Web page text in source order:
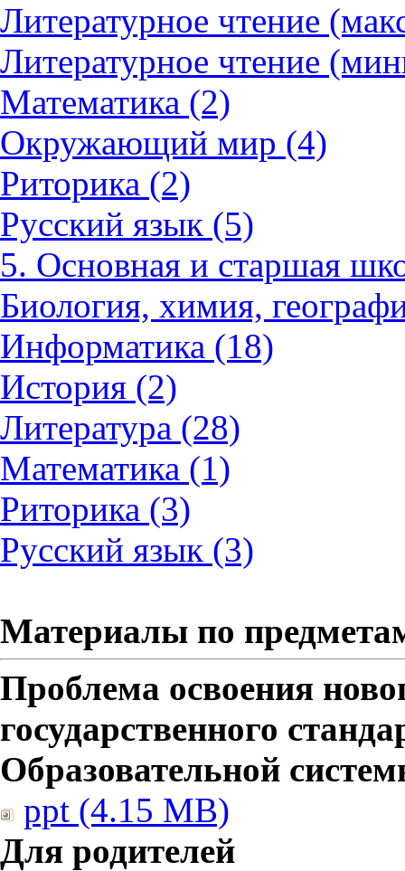
Литературное чтение
Литературное чтение
Математика (2)
Окружающий мир (4)
Риторика (2)
Русский язык (5)
5. Основная и старшая
Биология, химия,
Информатика (18)
История (2)
Литература (28)
Математика (1)
Риторика (3)
Русский язык (3)
Материалы по
Проблема освоения
государственного
Образовательной
ppt (4.15 MB)
Для родителей